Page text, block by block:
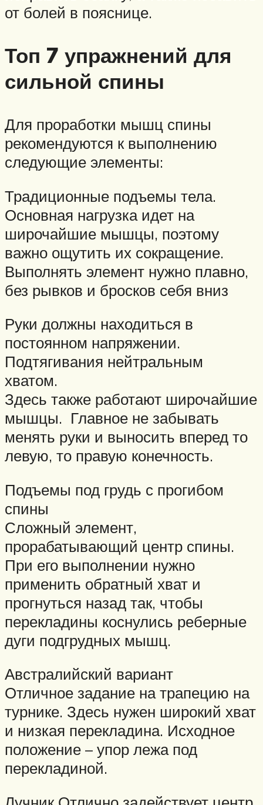
от болей в пояснице.
Топ 7 упражнений для
сильной спины
Для проработки мышц спины
рекомендуются к выполнению
следующие элементы:
Традиционные подъемы тела.
Основная нагрузка идет на
широчайшие мышцы, поэтому
важно ощутить их сокращение.
Выполнять элемент нужно плавно,
без рывков и бросков себя вниз
Руки должны находиться в
постоянном напряжении.
Подтягивания нейтральным
хватом.
Здесь также работают широчайшие
мышцы. Главное не забывать
менять руки и выносить вперед то
левую, то правую конечность.
Подъемы под грудь с прогибом
спины
Сложный элемент,
прорабатывающий центр спины.
При его выполнении нужно
применить обратный хват и
прогнуться назад так, чтобы
перекладины коснулись реберные
дуги подгрудных мышц.
Австралийский вариант
Отличное задание на трапецию на
турнике. Здесь нужен широкий хват
и низкая перекладина. Исходное
положение – упор лежа под
перекладиной.